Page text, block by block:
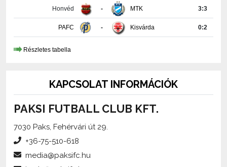
PAFC Kisvárda 0:2
Részletes tabella
PAKSI FUTBALL CLUB KFT.
7030 Paks, Fehérvári út 29.